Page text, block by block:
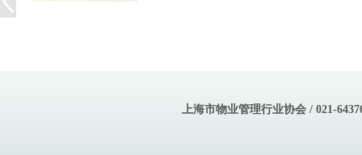
上海市物业管理行业协会 / 021-